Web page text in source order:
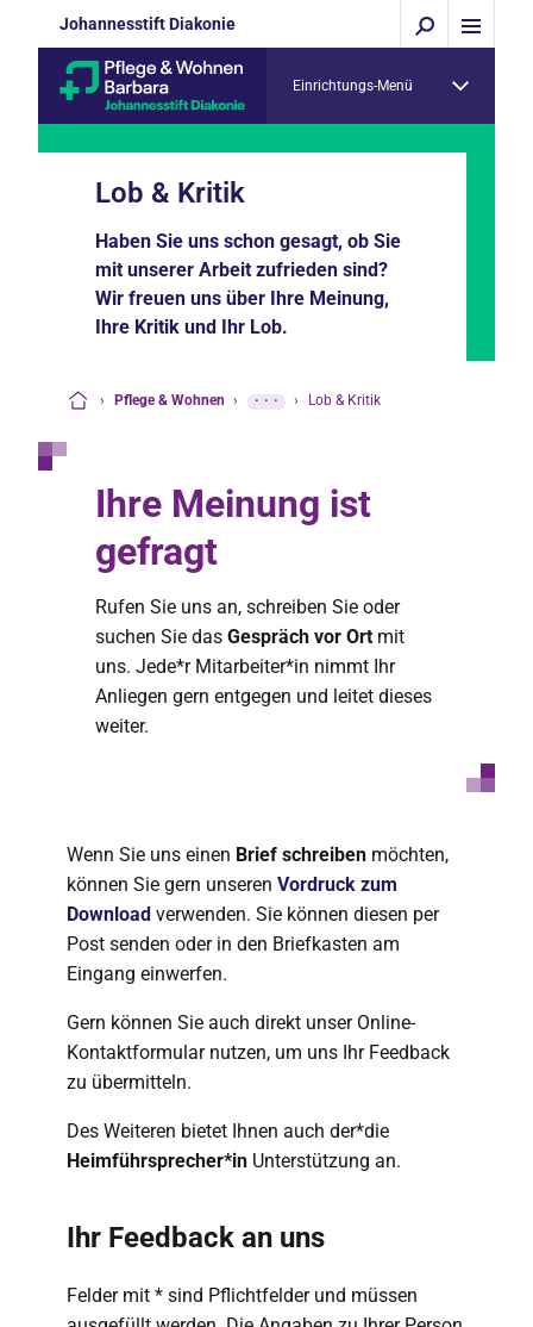
Johannesstift Diakonie
Einrichtungs-Menü
Lob & Kritik
Haben Sie uns schon gesagt, ob Sie
mit unserer Arbeit zufrieden sind?
Wir freuen uns über Ihre Meinung,
Ihre Kritik und Ihr Lob.
› Pflege & Wohnen › ··· › Lob & Kritik
Ihre Meinung ist
gefragt
Rufen Sie uns an, schreiben Sie oder
suchen Sie das Gespräch vor Ort mit
uns. Jede*r Mitarbeiter*in nimmt Ihr
Anliegen gern entgegen und leitet dieses
weiter.
Wenn Sie uns einen Brief schreiben möchten,
können Sie gern unseren Vordruck zum
Download verwenden. Sie können diesen per
Post senden oder in den Briefkasten am
Eingang einwerfen.
Gern können Sie auch direkt unser Online-
Kontaktformular nutzen, um uns Ihr Feedback
zu übermitteln.
Des Weiteren bietet Ihnen auch der*die
Heimführsprecher*in Unterstützung an.
Ihr Feedback an uns
Felder mit * sind Pflichtfelder und müssen